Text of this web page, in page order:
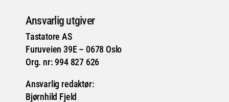
Ansvarlig utgiver
Tastatore AS
Furuveien 39E – 0678 Oslo
Org. nr: 994 827 626
Ansvarlig redaktør:
Bjørnhild Fjeld